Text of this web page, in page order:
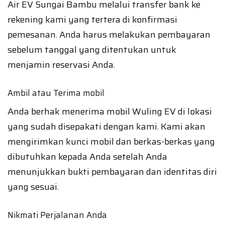
Air EV Sungai Bambu melalui transfer bank ke
rekening kami yang tertera di konfirmasi
pemesanan. Anda harus melakukan pembayaran
sebelum tanggal yang ditentukan untuk
menjamin reservasi Anda.
Ambil atau Terima mobil
Anda berhak menerima mobil Wuling EV di lokasi
yang sudah disepakati dengan kami. Kami akan
mengirimkan kunci mobil dan berkas-berkas yang
dibutuhkan kepada Anda setelah Anda
menunjukkan bukti pembayaran dan identitas diri
yang sesuai.
Nikmati Perjalanan Anda